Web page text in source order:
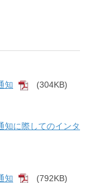
知
[PDF]
(304KB)
知に際してのインタ
知
[PDF]
(792KB)